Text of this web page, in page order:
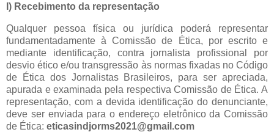
I) Recebimento da representação
Qualquer pessoa física ou jurídica poderá representar
fundamentadamente à Comissão de Ética, por escrito e
mediante identificação, contra jornalista profissional por
desvio ético e/ou transgressão às normas fixadas no Código
de Ética dos Jornalistas Brasileiros, para ser apreciada,
apurada e examinada pela respectiva Comissão de Ética. A
representação, com a devida identificação do denunciante,
deve ser enviada para o endereço eletrônico da Comissão
de Ética: eticasindjorms2021@gmail.com